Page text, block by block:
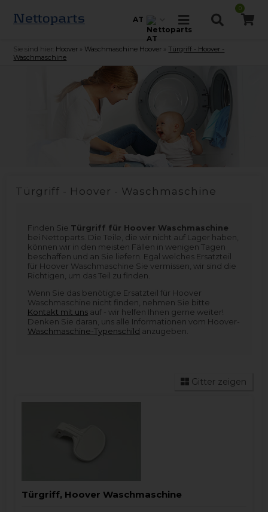
AT
0
Sie sind hier: Hoover Waschmaschine Hoover
Türgriff - Hoover -
Waschmaschine
Türgriff - Hoover - Waschmaschine
Finden Sie Türgriff für Hoover Waschmaschine
bei Nettoparts. Die Teile, die wir nicht auf Lager haben,
können wir in den meisten Fällen in wenigen Tagen
beschaffen und an Sie liefern. Egal welches Ersatzteil
für Hoover Waschmaschine Sie vermissen, wir sind die
Richtigen, um das Teil zu finden.
Wenn Sie das benötigte Ersatzteil für Hoover
Waschmaschine nicht finden, nehmen Sie bitte
Kontakt mit uns auf - wir helfen Ihnen gerne weiter!
Denken Sie daran, uns alle Informationen vom Hoover-
Waschmaschine-Typenschild anzugeben.
Gitter zeigen
Türgriff, Hoover Waschmaschine